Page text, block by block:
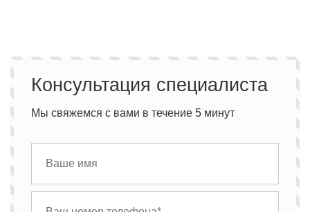
Консультация специалиста
Мы свяжемся с вами в течение 5 минут